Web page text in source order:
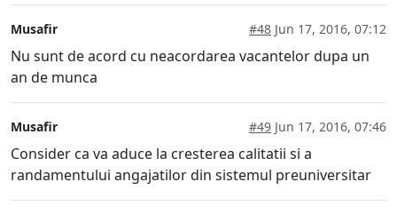
Musafir #48 Jun 17, 2016, 07:12
Nu sunt de acord cu neacordarea vacantelor dupa un
an de munca
Musafir #49 Jun 17, 2016, 07:46
Consider ca va aduce la cresterea calitatii si a
randamentului angajatilor din sistemul preuniversitar